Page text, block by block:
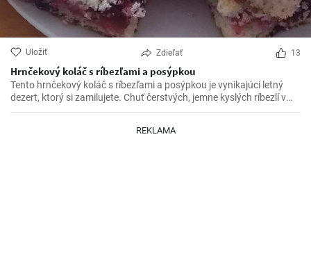
Uložiť Zdieľať 13
Hrnčekový koláč s ríbezľami a posýpkou
Tento hrnčekový koláč s ríbezľami a posýpkou je vynikajúci letný
dezert, ktorý si zamilujete. Chuť čerstvých, jemne kyslých ríbezlí v
kombinácii so sladkou posýpkou robí z tohto koláča perfektný záver
REKLAMA